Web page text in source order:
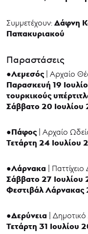
Συμμετέχουν:Δάφνη
Παπακυριακού
Παραστάσεις
●Λεμεσός | Αρχαίο
Παρασκευή 19
τουρκικούς
Σάββατο 20
●Πάφος | Αρχαίο
Τετάρτη 24 Ιουλίου
●Λάρνακα |
Σάββατο 27 Ιουλίου
Φεστιβάλ
●Δερύνεια |
Τετάρτη 31 Ιουλίου